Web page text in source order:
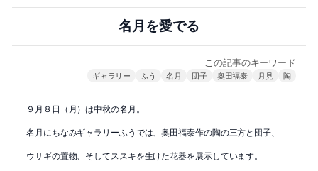
名月を愛でる
この記事のキーワード
ギャラリー ふう 名月 団子 奥田福泰 月見 陶
９月８日（月）は中秋の名月。
名月にちなみギャラリーふうでは、奥田福泰作の陶の三方と団子、
ウサギの置物、そしてススキを生けた花器を展示しています。